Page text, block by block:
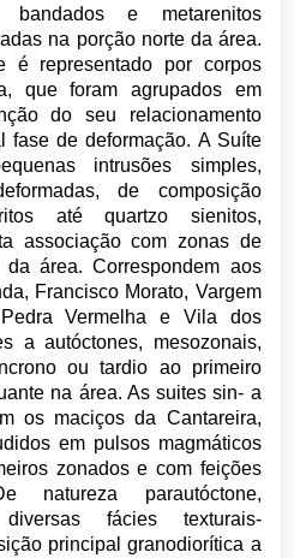
bandados e metarenitos
na porção norte da área.
é representado por corpos
que foram agrupados em
do seu relacionamento
fase de deformação. A Suíte
intrusões simples,
de composição
até quartzo sienitos,
associação com zonas de
área. Correspondem aos
Francisco Morato, Vargem
Vermelha e Vila dos
a autóctones, mesozonais,
ou tardio ao primeiro
na área. As suites sin- a
os maciços da Cantareira,
em pulsos magmáticos
zonados e com feições
natureza parautóctone,
fácies texturais-
principal granodiorítica a